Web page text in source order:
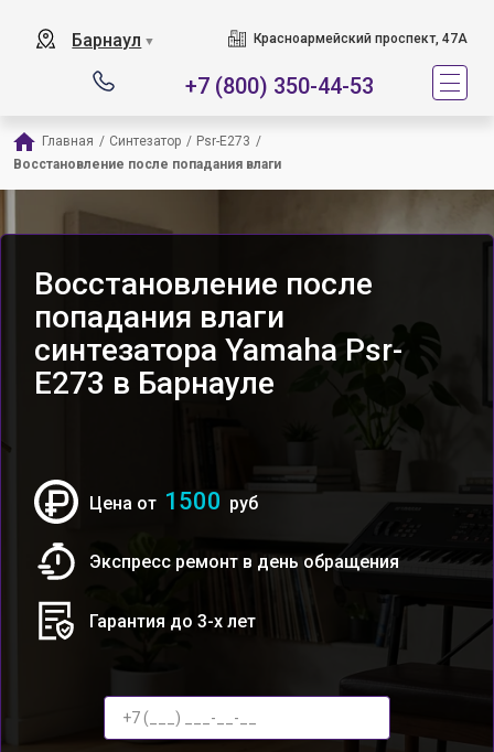
Барнаул ▼ Красноармейский проспект, 47А
+7 (800) 350-44-53
Главная / Синтезатор / Psr-E273 /
Восстановление после попадания влаги
Восстановление после
попадания влаги
синтезатора Yamaha Psr-
E273 в Барнауле
Цена от 1500 руб
Экспресс ремонт в день обращения
Гарантия до 3-х лет